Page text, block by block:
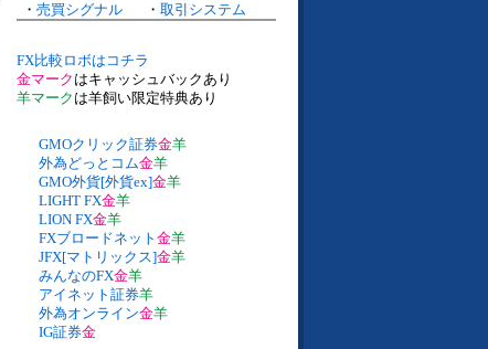
・ 売買シグナル ・ 取引システム
FX比較ロボはコチラ
金マーク はキャッシュバックあり
羊マーク は羊飼い限定特典あり
GMOクリック証券金羊
外為どっとコム金羊
GMO外貨[外貨ex]金羊
LIGHT FX金羊
LION FX金羊
FXブロードネット 金羊
JFX[マトリックス]金羊
みんなのFX金羊
アイネット証券羊
外為オンライン金羊
IG証券金